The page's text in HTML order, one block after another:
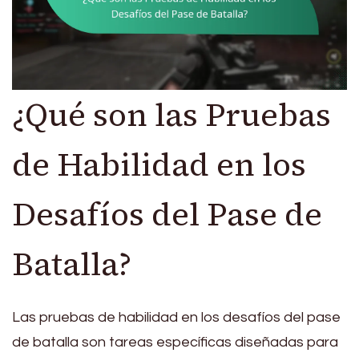
¿Qué son las Pruebas
de Habilidad en los
Desafíos del Pase de
Batalla?
Las pruebas de habilidad en los desafíos del pase
de batalla son tareas específicas diseñadas para